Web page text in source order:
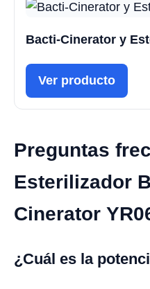
Bacti-Cinerator y
Ver producto
Preguntas
Esterilizador
Cinerator
¿Cuál es la